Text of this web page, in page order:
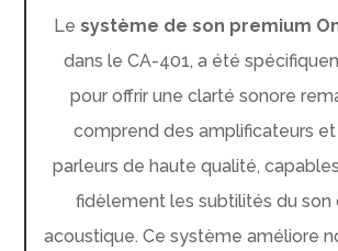
Le système de son premium
dans le CA-401, a été
pour offrir une clarté sonore
comprend des amplificateurs
parleurs de haute qualité,
fidèlement les subtilités du son
acoustique. Ce système améliore